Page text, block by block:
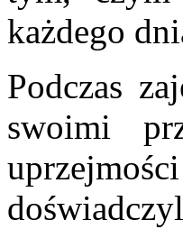
każdego
Podczas
swoimi